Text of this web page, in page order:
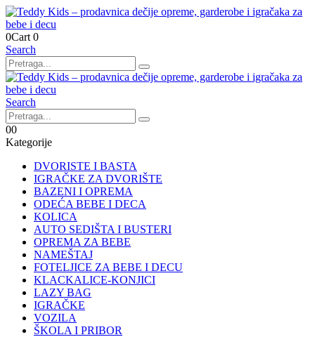
0Cart 0
Search
Search
00
Kategorije
DVORISTE I BASTA
IGRAČKE ZA DVORIŠTE
BAZENI I OPREMA
ODEĆA BEBE I DECA
KOLICA
AUTO SEDIŠTA I BUSTERI
OPREMA ZA BEBE
NAMEŠTAJ
FOTELJICE ZA BEBE I DECU
KLACKALICE-KONJICI
LAZY BAG
IGRAČKE
VOZILA
ŠKOLA I PRIBOR